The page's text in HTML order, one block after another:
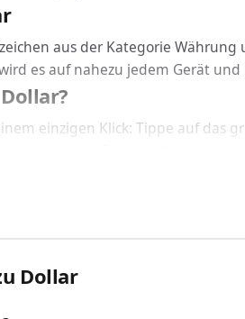
aus der Kategorie
es auf nahezu jedem Gerät
einzigen Klick: Tippe auf das
bindest du Dollar über den
der installierten Schriftart korrekt
verwendet?
Dollar